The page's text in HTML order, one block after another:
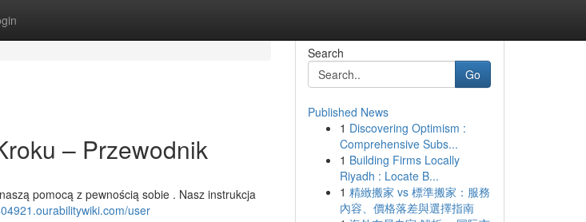
– Przewodnik
pomocą z pewnością sobie . Nasz instrukcja
user
Search
Go
Published News
1 Discovering Optimism :
Comprehensive Subs...
1 Building Firms Locally
Riyadh : Locate B...
1 精緻搬家 vs 標準搬家：服務
內容、價格落差與選擇指南